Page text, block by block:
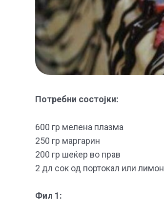
Потребни состојки:
600 гр мелена плазма
250 гр маргарин
200 гр шеќер во прав
2 дл сок од портокал или лимон
Фил 1: